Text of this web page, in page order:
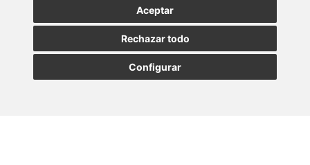
Aceptar
Rechazar todo
Configurar